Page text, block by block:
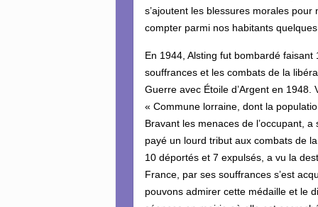
s’ajoutent les blessures morales
compter parmi nos habitants
En 1944, Alsting fut bombardé
souffrances et les combats de la
Guerre avec Étoile d’Argent en
« Commune lorraine, dont la
Bravant les menaces de l’occupant,
payé un lourd tribut aux combats de
10 déportés et 7 expulsés, a vu la
France, par ses souffrances s’est
pouvons admirer cette médaille et le